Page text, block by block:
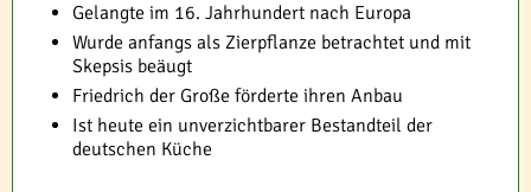
Gelangte im 16. Jahrhundert nach Europa
Wurde anfangs als Zierpflanze betrachtet und mit
Skepsis beäugt
Friedrich der Große förderte ihren Anbau
Ist heute ein unverzichtbarer Bestandteil der
deutschen Küche